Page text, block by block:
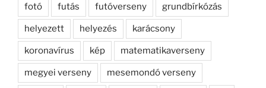
fotó futás futóverseny grundbírkózás
helyezett helyezés karácsony
koronavírus kép matematikaverseny
megyei verseny mesemondó verseny